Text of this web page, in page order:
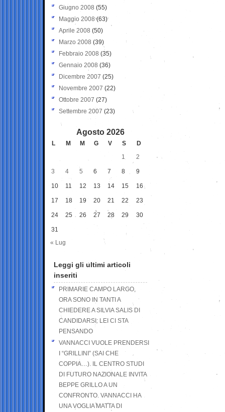
Giugno 2008 (55)
Maggio 2008(63)
Aprile 2008 (50)
Marzo 2008 (39)
Febbraio 2008 (35)
Gennaio 2008 (36)
Dicembre 2007 (25)
Novembre 2007 (22)
Ottobre 2007 (27)
Settembre 2007 (23)
Agosto 2026
L M M G V S
D
1
2
3 4 5 6 7 8 9
10 11 12 13 14 15 16
17 18 19 20 21 22 23
24 25 26 27 28 29 30
31
« Lug
Leggi gli ultimi articoli
inseriti
PRIMARIE CAMPO LARGO,
ORA SONO IN TANTI A
CHIEDERE A SILVIA SALIS DI
CANDIDARSI: LEI CI STA
PENSANDO
VANNACCI VUOLE PRENDERSI
I “GRILLINI” (SAI CHE
COPPIA…). IL CENTRO STUDI
DI FUTURO NAZIONALE INVITA
BEPPE GRILLO A UN
CONFRONTO. VANNACCI HA
UNA VOGLIA MATTA DI